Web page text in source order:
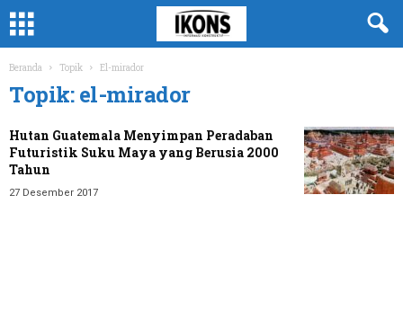
Beranda Topik El-mirador
Topik: el-mirador
Hutan Guatemala Menyimpan Peradaban
Futuristik Suku Maya yang Berusia 2000
Tahun
27 Desember 2017